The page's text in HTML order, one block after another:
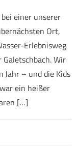
einer unserer
Ort,
Erlebnisweg
Wir
Jahr – und die Kids
ein heißer
[…]